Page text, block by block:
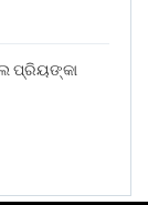
ପ୍ରିୟଙ୍କା